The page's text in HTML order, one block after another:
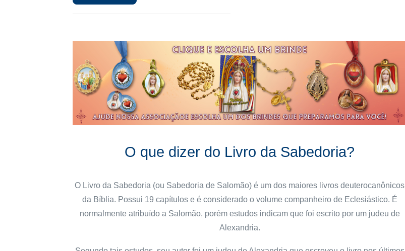
O que dizer do Livro da Sabedoria?
O Livro da Sabedoria (ou Sabedoria de Salomão) é um dos maiores livros deuterocanônicos
da Bíblia. Possui 19 capítulos e é considerado o volume companheiro de Eclesiástico. É
normalmente atribuído a Salomão, porém estudos indicam que foi escrito por um judeu de
Alexandria.